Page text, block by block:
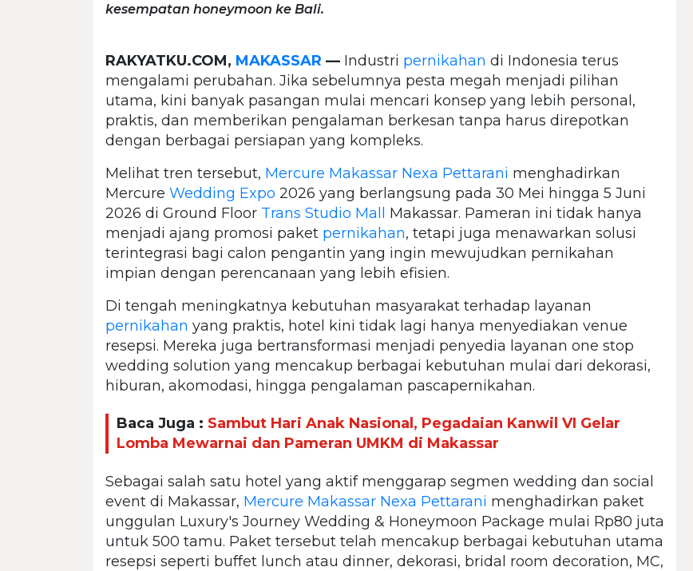
kesempatan honeymoon ke Bali.
RAKYATKU.COM, MAKASSAR — Industri pernikahan di Indonesia terus
mengalami perubahan. Jika sebelumnya pesta megah menjadi pilihan
utama, kini banyak pasangan mulai mencari konsep yang lebih personal,
praktis, dan memberikan pengalaman berkesan tanpa harus direpotkan
dengan berbagai persiapan yang kompleks.
Melihat tren tersebut, Mercure Makassar Nexa Pettarani menghadirkan
Mercure Wedding Expo 2026 yang berlangsung pada 30 Mei hingga 5 Juni
2026 di Ground Floor Trans Studio Mall Makassar. Pameran ini tidak hanya
menjadi ajang promosi paket pernikahan, tetapi juga menawarkan solusi
terintegrasi bagi calon pengantin yang ingin mewujudkan pernikahan
impian dengan perencanaan yang lebih efisien.
Di tengah meningkatnya kebutuhan masyarakat terhadap layanan
pernikahan yang praktis, hotel kini tidak lagi hanya menyediakan venue
resepsi. Mereka juga bertransformasi menjadi penyedia layanan one stop
wedding solution yang mencakup berbagai kebutuhan mulai dari dekorasi,
hiburan, akomodasi, hingga pengalaman pascapernikahan.
Baca Juga : Sambut Hari Anak Nasional, Pegadaian Kanwil VI Gelar
Lomba Mewarnai dan Pameran UMKM di Makassar
Sebagai salah satu hotel yang aktif menggarap segmen wedding dan social
event di Makassar, Mercure Makassar Nexa Pettarani menghadirkan paket
unggulan Luxury's Journey Wedding & Honeymoon Package mulai Rp80 juta
untuk 500 tamu. Paket tersebut telah mencakup berbagai kebutuhan utama
resepsi seperti buffet lunch atau dinner, dekorasi, bridal room decoration, MC,